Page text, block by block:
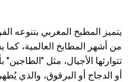
يتميز المطبخ المغربي بتنوعه
من أشهر المطابخ العالمية، كما
تتوارثها الأجيال، مثل "الطاجين"
أو الدجاج أو البرقوق، والذي